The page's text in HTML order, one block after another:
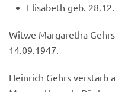
Elisabeth geb.
Witwe Margaretha
14.09.1947.
Heinrich Gehrs verstarb